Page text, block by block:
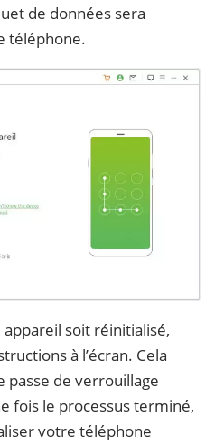
de données sera
téléphone.
soit réinitialisé,
à l’écran. Cela
passe de verrouillage
fois le processus terminé,
votre téléphone